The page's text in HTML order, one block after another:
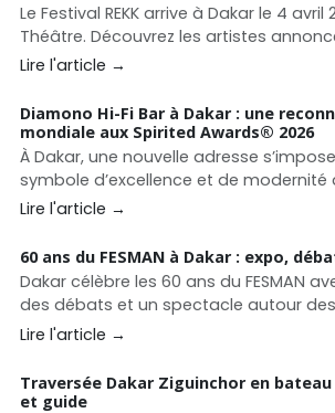
Le Festival REKK arrive à Dakar le 4 avril
Théâtre. Découvrez les artistes
programme et toutes les informations
Lire l'article →
Diamono Hi-Fi Bar à Dakar : une
mondiale aux Spirited Awards®️ 2026
À Dakar, une nouvelle adresse
symbole d’excellence et de modernité
la mixologie : le Diamono Hi-Fi Bar. Déjà
majeur en intégrant le Top 10 Middle
des prestigieux Spirited Awards®️ 2026
Lire l'article →
60 ans du FESMAN à Dakar : expo,
Dakar célèbre les 60 ans du FESMAN
des débats et un spectacle autour
africaines. Un événement culturel
Lire l'article →
Traversée Dakar Ziguinchor en
et guide